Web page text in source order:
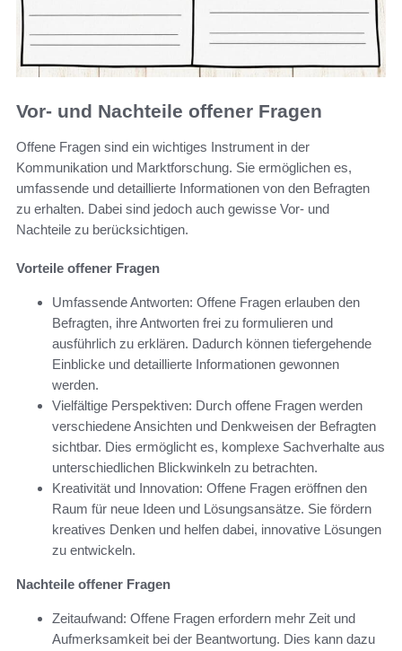
Vor- und Nachteile offener Fragen
Offene Fragen sind ein wichtiges Instrument in der
Kommunikation und Marktforschung. Sie ermöglichen es,
umfassende und detaillierte Informationen von den Befragten
zu erhalten. Dabei sind jedoch auch gewisse Vor- und
Nachteile zu berücksichtigen.
Vorteile offener Fragen
Umfassende Antworten: Offene Fragen erlauben den
Befragten, ihre Antworten frei zu formulieren und
ausführlich zu erklären. Dadurch können tiefergehende
Einblicke und detaillierte Informationen gewonnen
werden.
Vielfältige Perspektiven: Durch offene Fragen werden
verschiedene Ansichten und Denkweisen der Befragten
sichtbar. Dies ermöglicht es, komplexe Sachverhalte aus
unterschiedlichen Blickwinkeln zu betrachten.
Kreativität und Innovation: Offene Fragen eröffnen den
Raum für neue Ideen und Lösungsansätze. Sie fördern
kreatives Denken und helfen dabei, innovative Lösungen
zu entwickeln.
Nachteile offener Fragen
Zeitaufwand: Offene Fragen erfordern mehr Zeit und
Aufmerksamkeit bei der Beantwortung. Dies kann dazu